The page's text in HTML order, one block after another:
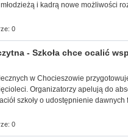
i kadrą nowe możliwości
0
- Szkoła chce ocalić
w Chocieszowie
Organizatorzy apelują do
szkoły o udostępnienie
0